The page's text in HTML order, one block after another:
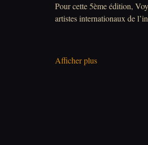
Pour cette 5ème édition,
artistes internationaux de
Afficher plus